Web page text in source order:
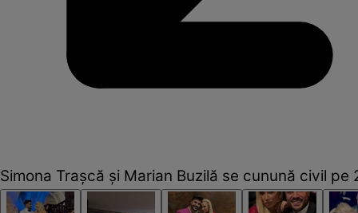
Simona Trașcă și Marian Buzilă se cunună civil pe